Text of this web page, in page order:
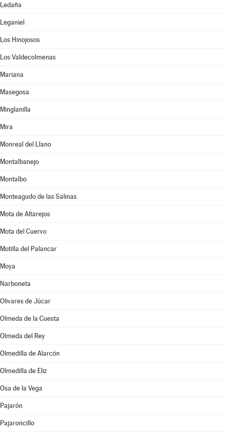
Ledaña
Leganiel
Los Hinojosos
Los Valdecolmenas
Mariana
Masegosa
Minglanilla
Mira
Monreal del Llano
Montalbanejo
Montalbo
Monteagudo de las Salinas
Mota de Altarejos
Mota del Cuervo
Motilla del Palancar
Moya
Narboneta
Olivares de Júcar
Olmeda de la Cuesta
Olmeda del Rey
Olmedilla de Alarcón
Olmedilla de Eliz
Osa de la Vega
Pajarón
Pajaroncillo